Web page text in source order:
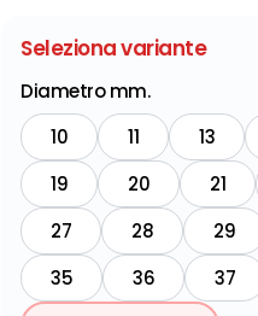
Seleziona variante
Diametro mm.
10 11 13
19
20 21
27
28 29
35
36 37